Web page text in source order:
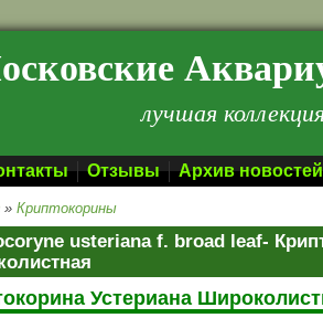
лучшая
Отзывы Архив новостей
»Криптокорины
usteriana f. broad leaf-
Устериана